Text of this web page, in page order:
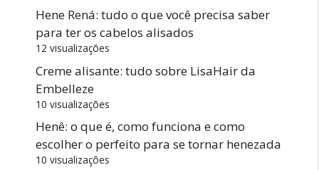
Hene Rená: tudo o que você precisa saber
para ter os cabelos alisados
12 visualizações
Creme alisante: tudo sobre LisaHair da
Embelleze
10 visualizações
Henê: o que é, como funciona e como
escolher o perfeito para se tornar henezada
10 visualizações